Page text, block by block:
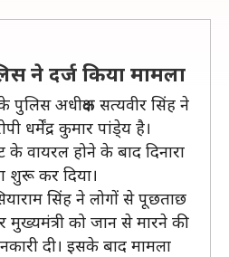
ने दर्ज किया मामला
पुलिस अधीक्षक सत्यवीर सिंह ने
धर्मेंद्र कुमार पांडे्य है।
वायरल होने के बाद दिनारा
शुरू कर दिया।
सिंह ने लोगों से पूछताछ
को जान से मारने की
दी। इसके बाद मामला